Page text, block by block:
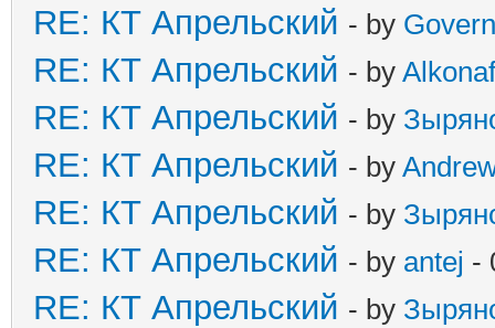
RE: КТ Апрельский - by
RE: КТ Апрельский - by
RE: КТ Апрельский - by
RE: КТ Апрельский - by
RE: КТ Апрельский - by
RE: КТ Апрельский - by antej -
RE: КТ Апрельский - by